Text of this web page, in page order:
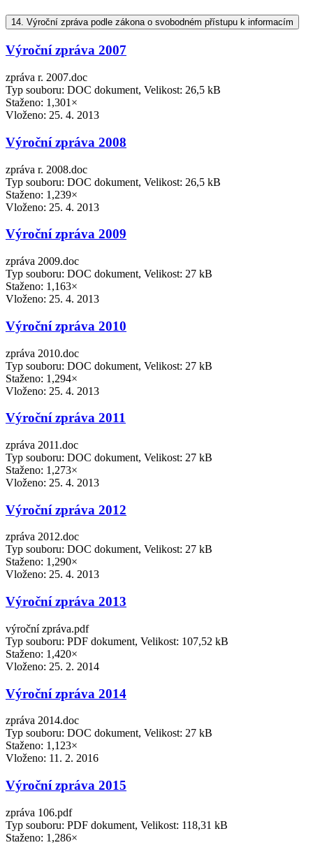
14. Výroční zpráva podle zákona o svobodném přístupu k informacím
Výroční zpráva 2007
zpráva r. 2007.doc
Typ souboru: DOC dokument, Velikost: 26,5 kB
Staženo: 1,301×
Vloženo: 25. 4. 2013
Výroční zpráva 2008
zpráva r. 2008.doc
Typ souboru: DOC dokument, Velikost: 26,5 kB
Staženo: 1,239×
Vloženo: 25. 4. 2013
Výroční zpráva 2009
zpráva 2009.doc
Typ souboru: DOC dokument, Velikost: 27 kB
Staženo: 1,163×
Vloženo: 25. 4. 2013
Výroční zpráva 2010
zpráva 2010.doc
Typ souboru: DOC dokument, Velikost: 27 kB
Staženo: 1,294×
Vloženo: 25. 4. 2013
Výroční zpráva 2011
zpráva 2011.doc
Typ souboru: DOC dokument, Velikost: 27 kB
Staženo: 1,273×
Vloženo: 25. 4. 2013
Výroční zpráva 2012
zpráva 2012.doc
Typ souboru: DOC dokument, Velikost: 27 kB
Staženo: 1,290×
Vloženo: 25. 4. 2013
Výroční zpráva 2013
výroční zpráva.pdf
Typ souboru: PDF dokument, Velikost: 107,52 kB
Staženo: 1,420×
Vloženo: 25. 2. 2014
Výroční zpráva 2014
zpráva 2014.doc
Typ souboru: DOC dokument, Velikost: 27 kB
Staženo: 1,123×
Vloženo: 11. 2. 2016
Výroční zpráva 2015
zpráva 106.pdf
Typ souboru: PDF dokument, Velikost: 118,31 kB
Staženo: 1,286×